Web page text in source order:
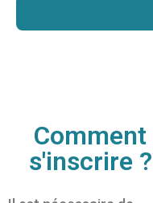
Comment
s'inscrire ?